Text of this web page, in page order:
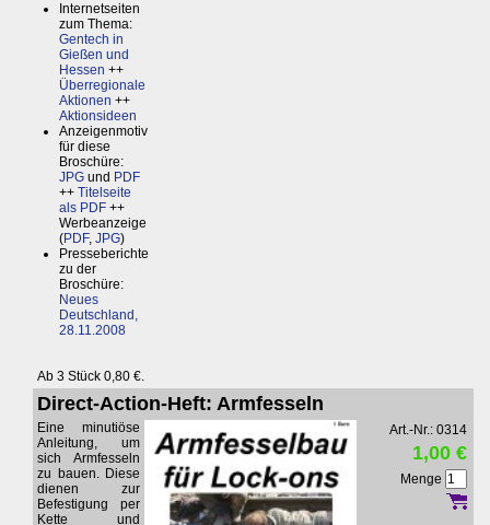
Internetseiten
zum Thema:
Gentech in
Gießen und
Hessen ++
Überregionale
Aktionen ++
Aktionsideen
Anzeigenmotiv
für diese
Broschüre:
JPG und PDF
++ Titelseite
als PDF ++
Werbeanzeige
(PDF, JPG)
Presseberichte
zu der
Broschüre:
Neues
Deutschland,
28.11.2008
Ab 3 Stück 0,80 €.
Direct-Action-Heft: Armfesseln
Eine minutiöse
Anleitung, um
sich Armfesseln
zu bauen. Diese
dienen zur
Befestigung per
Kette und
Art.-Nr.: 0314
1,00 €
Menge